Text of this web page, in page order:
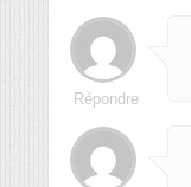
Répondre